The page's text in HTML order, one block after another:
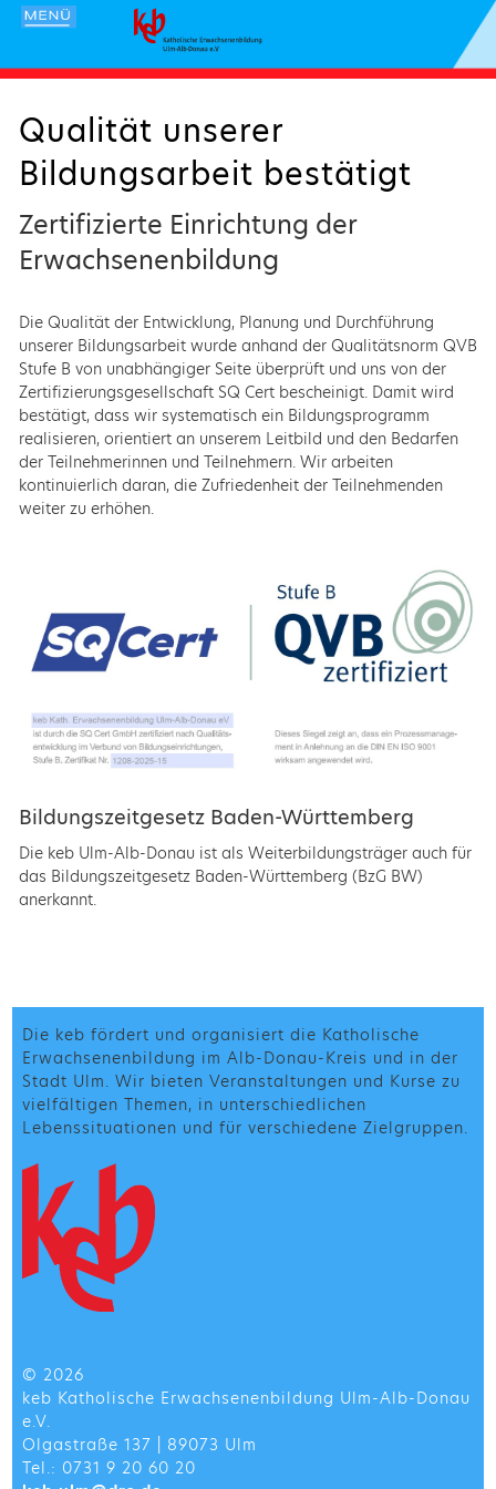
Qualität unserer
Bildungsarbeit bestätigt
Zertifizierte Einrichtung der
Erwachsenenbildung
Die Qualität der Entwicklung, Planung und Durchführung
unserer Bildungsarbeit wurde anhand der Qualitätsnorm QVB
Stufe B von unabhängiger Seite überprüft und uns von der
Zertifizierungsgesellschaft SQ Cert bescheinigt. Damit wird
bestätigt, dass wir systematisch ein Bildungsprogramm
realisieren, orientiert an unserem Leitbild und den Bedarfen
der Teilnehmerinnen und Teilnehmern. Wir arbeiten
kontinuierlich daran, die Zufriedenheit der Teilnehmenden
weiter zu erhöhen.
Bildungszeitgesetz Baden-Württemberg
Die keb Ulm-Alb-Donau ist als Weiterbildungsträger auch für
das Bildungszeitgesetz Baden-Württemberg (BzG BW)
anerkannt.
Die keb fördert und organisiert die Katholische
Erwachsenenbildung im Alb-Donau-Kreis und in der
Stadt Ulm. Wir bieten Veranstaltungen und Kurse zu
vielfältigen Themen, in unterschiedlichen
Lebenssituationen und für verschiedene Zielgruppen.
© 2026
keb Katholische Erwachsenenbildung Ulm-Alb-Donau
e.V.
Olgastraße 137 | 89073 Ulm
Tel.: 0731 9 20 60 20